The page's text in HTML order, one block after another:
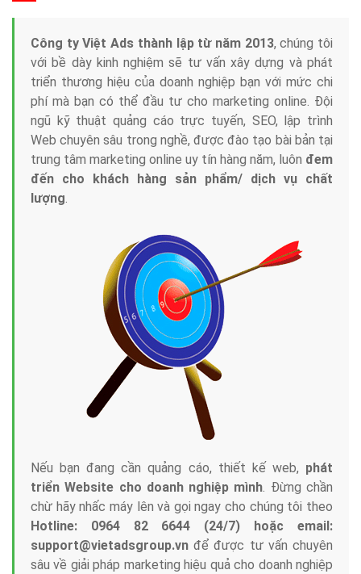
Công ty Việt Ads thành lập từ năm 2013, chúng tôi
với bề dày kinh nghiệm sẽ tư vấn xây dựng và phát
triển thương hiệu của doanh nghiệp bạn với mức chi
phí mà bạn có thể đầu tư cho marketing online. Đội
ngũ kỹ thuật quảng cáo trực tuyến, SEO, lập trình
Web chuyên sâu trong nghề, được đào tạo bài bản tại
trung tâm marketing online uy tín hàng năm, luôn đem
đến cho khách hàng sản phẩm/ dịch vụ chất
lượng.
Nếu bạn đang cần quảng cáo, thiết kế web, phát
triển Website cho doanh nghiệp mình. Đừng chần
chừ hãy nhấc máy lên và gọi ngay cho chúng tôi theo
Hotline: 0964 82 6644 (24/7) hoặc email:
support@vietadsgroup.vn để được tư vấn chuyên
sâu về giải pháp marketing hiệu quả cho doanh nghiệp